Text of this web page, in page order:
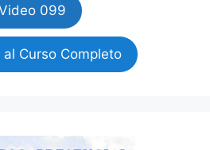
099
al Curso Completo